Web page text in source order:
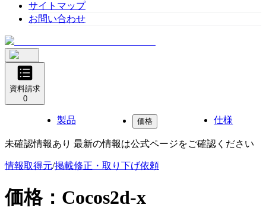
サイトマップ
お問い合わせ
資料請求
0
製品 価格 仕様
未確認情報あり 最新の情報は公式ページをご確認ください
情報取得元/掲載修正・取り下げ依頼
価格： Cocos2d-x